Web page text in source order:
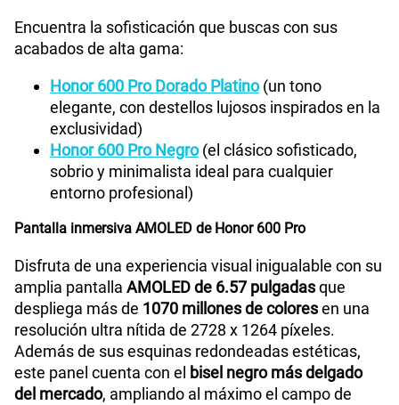
Encuentra la sofisticación que buscas con sus
acabados de alta gama:
Honor 600 Pro Dorado Platino(un tono
elegante, con destellos lujosos inspirados en la
exclusividad)
Honor 600 Pro Negro(el clásico sofisticado,
sobrio y minimalista ideal para cualquier
entorno profesional)
Pantalla inmersiva AMOLED de Honor 600 Pro
Disfruta de una experiencia visual inigualable con su
amplia pantalla AMOLED de 6.57 pulgadasque
despliega más de 1070 millones de coloresen una
resolución ultra nítida de 2728 x 1264 píxeles.
Además de sus esquinas redondeadas estéticas,
este panel cuenta con el bisel negro más delgado
del mercado, ampliando al máximo el campo de